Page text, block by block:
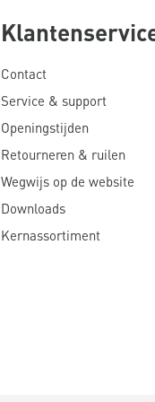
Contact
Service & support
Openingstijden
Retourneren & ruilen
Wegwijs op de website
Downloads
Kernassortiment